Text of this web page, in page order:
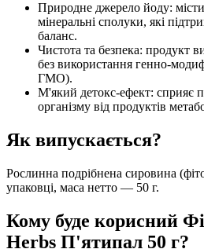
Природне джерело йоду:
мінеральні сполуки, які
баланс.
Чистота та безпека: продукт
без використання генно-
ГМО).
М'який детокс-ефект:
організму від продуктів
Як випускається?
Рослинна подрібнена сировина
упаковці, маса нетто — 50 г.
Кому буде корисний
Herbs П'ятипал 50 г?